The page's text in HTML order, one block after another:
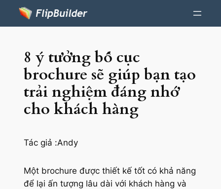
8 ý tưởng bố cục
brochure sẽ giúp bạn tạo
trải nghiệm đáng nhớ
cho khách hàng
Tác giả :Andy
Một brochure được thiết kế tốt có khả năng
để lại ấn tượng lâu dài với khách hàng và